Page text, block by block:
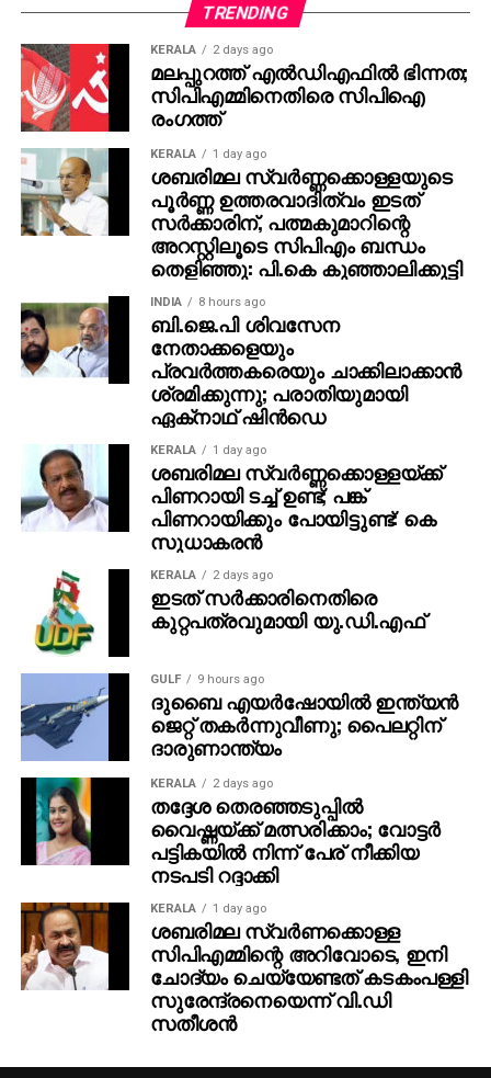
പ്രോസസ്സിംഗ് ഫീസ് എന്ന പേരില്‍ പണം അടയ്ക്കാനും
ആവശ്യപ്പെടുന്നതാണ് സാധാരണ രീതി. ചിലര്‍
മാല്‍വെയര്‍ ഇന്‍സ്റ്റാള്‍ ചെയ്യാനോ ഡാറ്റ
മോഷ്ടിക്കാനോ ലക്ഷ്യമിട്ടുള്ള വ്യാജ അഭിമുഖ
സോഫ്റ്റ്‌വെയറുകളും അയക്കുന്നു. ഇത്തരം തട്ടിപ്പുകള്‍
വ്യക്തികള്‍ക്കും സ്ഥാപനങ്ങള്‍ക്കും ഗുരുതരമായ
ഭീഷണിയാണെന്ന് ഗൂഗിള്‍ മുന്നറിയിപ്പ് നല്‍കി.
നിയമാനുസൃത തൊഴിലുടമകള്‍ ഒരിക്കലും സാമ്പത്തിക
വിവരങ്ങളോ പേയ്‌മെന്റെ് ആവശ്യങ്ങളോ
ഉന്നയിക്കില്ലെന്നും ഉപയോക്താക്കള്‍ ഓണ്‍ലൈനില്‍
കൂടുതല്‍ ജാഗ്രത പാലിക്കണമെന്നും ഗൂഗിള്‍
വ്യക്തമാക്കി.
TRENDING
KERALA 2 days ago
മലപ്പുറത്ത് എല്‍ഡിഎഫില്‍ ഭിന്നത;
സിപിഎമ്മിനെതിരെ സിപിഐ
രംഗത്ത്
KERALA 1 day ago
ശബരിമല സ്വര്‍ണ്ണക്കൊള്ളയുടെ
പൂര്‍ണ്ണ ഉത്തരവാദിത്വം ഇടത്
സര്‍ക്കാരിന്, പത്മകുമാറിന്റെ
അറസ്റ്റിലൂടെ സിപിഎം ബന്ധം
തെളിഞ്ഞു: പി.കെ കുഞ്ഞാലിക്കുട്ടി
INDIA 8 hours ago
ബി.ജെ.പി ശിവസേന
നേതാക്കളെയും
പ്രവര്‍ത്തകരെയും ചാക്കിലാക്കാന്‍
ശ്രമിക്കുന്നു; പരാതിയുമായി
ഏക്‌നാഥ് ഷിന്‍ഡെ
KERALA 1 day ago
ശബരിമല സ്വര്‍ണ്ണക്കൊള്ളയ്ക്ക്
പിണറായി ടച്ച് ഉണ്ട്; പങ്ക്
പിണറായിക്കും പോയിട്ടുണ്ട്: കെ
സുധാകരന്‍
KERALA 2 days ago
ഇടത് സര്‍ക്കാരിനെതിരെ
കുറ്റപത്രവുമായി യു.ഡി.എഫ്
GULF 9 hours ago
ദുബൈ എയര്‍ഷോയില്‍ ഇന്ത്യന്‍
ജെറ്റ് തകര്‍ന്നുവീണു; പൈലറ്റിന്
ദാരുണാന്ത്യം
KERALA 2 days ago
തദ്ദേശ തെരഞ്ഞടുപ്പില്‍
വൈഷ്ണയ്ക്ക് മത്സരിക്കാം; വോട്ടര്‍
പട്ടികയില്‍ നിന്ന് പേര് നീക്കിയ
നടപടി റദ്ദാക്കി
KERALA 1 day ago
ശബരിമല സ്വര്‍ണക്കൊള്ള
സിപിഎമ്മിന്റെ അറിവോടെ, ഇനി
ചോദ്യം ചെയ്യേണ്ടത് കടകംപള്ളി
സുരേന്ദ്രനെയെന്ന് വി.ഡി
സതീശന്‍